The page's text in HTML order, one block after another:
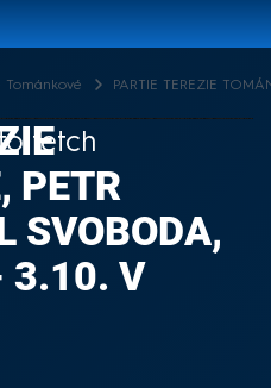
Tománkové PARTIE TEREZIE
fetch
PETR
SVOBODA,
3.10. V